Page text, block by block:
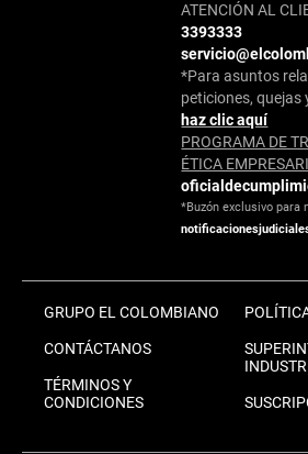
ATENCIÓN AL
3393333
*Para asuntos
peticiones, quejas
haz clic aquí
PROGRAMA DE
ÉTICA
*Buzón exclusivo para
GRUPO EL COLOMBIANO
CONTÁCTANOS
TÉRMINOS Y
CONDICIONES